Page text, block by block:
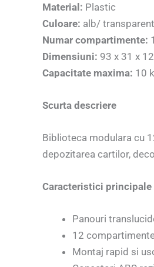
Material: Plastic
Culoare: alb/ transparent
Numar compartimente:
Dimensiuni: 93 x 31 x
Capacitate maxima: 10
Scurta descriere
Biblioteca modulara cu
depozitarea cartilor,
Caracteristici principale
Panouri
12
Montaj rapid si